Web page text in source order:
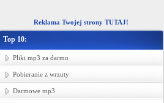
Reklama Twojej strony TUTAJ!
Top 10:
Pliki mp3 za darmo
Pobieranie z wrzuty
Darmowe mp3